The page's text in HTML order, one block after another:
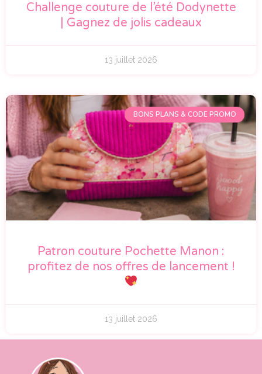
Challenge couture de l’été Dodynette
| Gagnez de jolis cadeaux
13 juillet 2026
BONS PLANS & CODE PROMO
Patron couture Pochette Manon :
profitez de nos offres de lancement !
13 juillet 2026